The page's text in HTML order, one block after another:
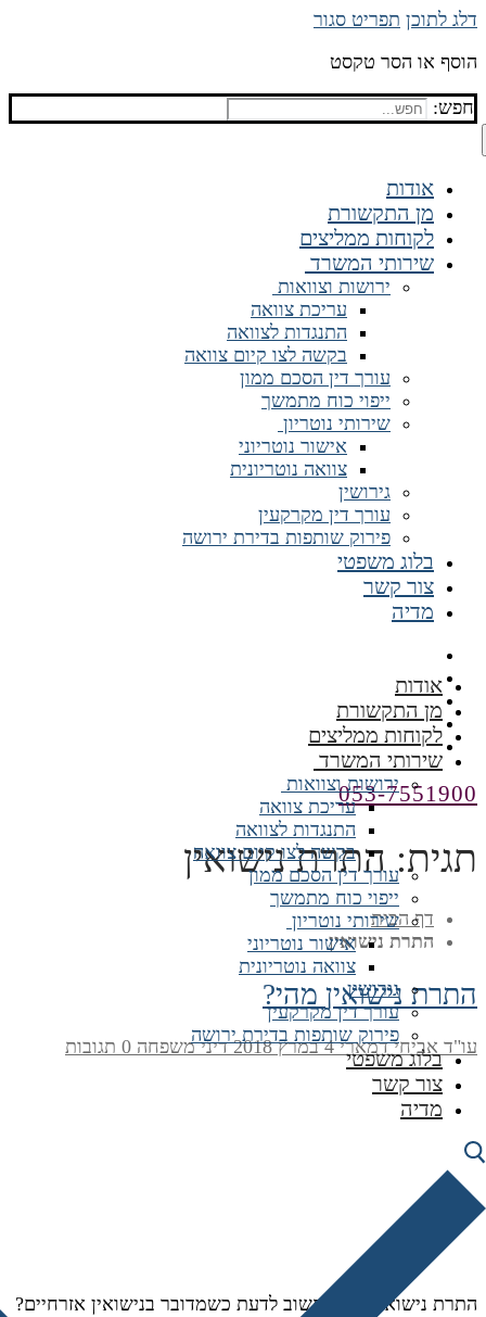
דלג לתוכן תפריט סגור
אודות
מן התקשורת
לקוחות ממליצים
שירותי המשרד
ירושות וצוואות
עריכת צוואה
התנגדות לצוואה
בקשה לצו קיום צוואה
עורך דין הסכם ממון
ייפוי כוח מתמשך
שירותי נוטריון
אישור נוטריוני
צוואה נוטריונית
גירושין
עורך דין מקרקעין
פירוק שותפות בדירת ירושה
בלוג משפטי
צור קשר
מדיה
הוסף או הסר טקסט
חפש:
אודות
מן התקשורת
לקוחות ממליצים
שירותי המשרד
ירושות וצוואות
עריכת צוואה
התנגדות לצוואה
בקשה לצו קיום צוואה
עורך דין הסכם ממון
ייפוי כוח מתמשך
שירותי נוטריון
אישור נוטריוני
צוואה נוטריונית
גירושין
עורך דין מקרקעין
פירוק שותפות בדירת ירושה
בלוג משפטי
צור קשר
מדיה
053-7551900
תגית:התרת נישואין
דף הבית
התרת נישואין
התרת נישואין מהי?
עו"ד אביחי דמארי 4 במרץ 2018 דיני משפחה
התרת נישואין – מה חשוב לדעת כשמדובר בנישואין אזרחיים?